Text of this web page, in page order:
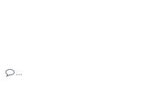
…